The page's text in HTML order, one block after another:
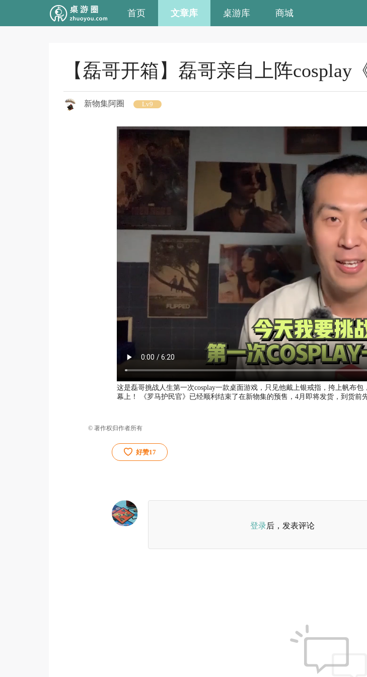
首页 文章库 桌游库 商城
【磊哥开箱】磊哥亲自上阵cosplay
新物集阿圈 Lv9
这是磊哥挑战人生第一次cosplay一款桌面游戏，只见他戴上银戒指，挎上帆布
幕上！ 《罗马护民官》已经顺利结束了在新物集的预售，4月即将发货，到货前
© 著作权归作者所有
好赞17
登录后，发表评论